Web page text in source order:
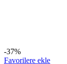
-37%
Favorilere ekle